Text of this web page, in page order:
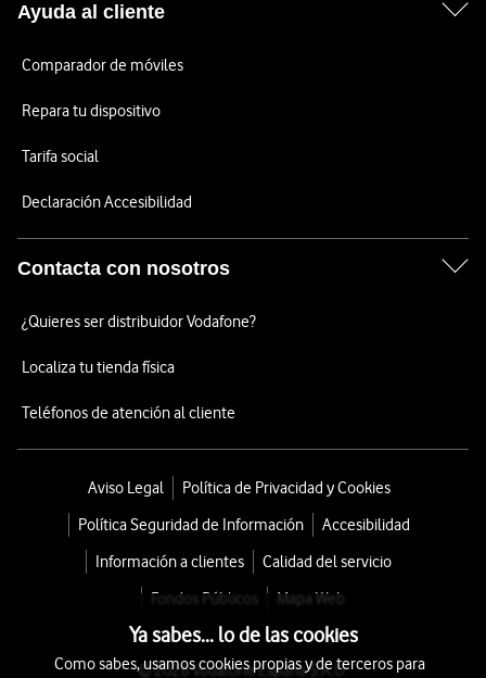
Ayuda al cliente
Comparador de móviles
Repara tu dispositivo
Tarifa social
Declaración Accesibilidad
Contacta con nosotros
¿Quieres ser distribuidor Vodafone?
Localiza tu tienda física
Teléfonos de atención al cliente
Aviso Legal
Política de Privacidad y Cookies
Política Seguridad de Información
Accesibilidad
Información a clientes
Calidad del servicio
Fondos Públicos
Mapa Web
© 2026 Vodafone España S.A.U.
Ya sabes... lo de las cookies
Como sabes, usamos cookies propias y de terceros para